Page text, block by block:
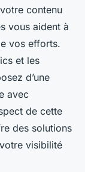
contenu
vous aident à
vos efforts.
et les
d’une
avec
de cette
des solutions
visibilité